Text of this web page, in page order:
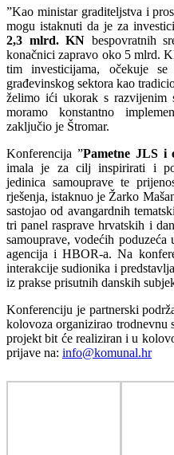
”Kao ministar graditeljstva i
mogu istaknuti da je za
2,3 mlrd. KN bespovratnih
konačnici zapravo oko 5 mlrd.
tim investicijama, očekuje
građevinskog sektora kao
želimo ići ukorak s razvijenim
moramo konstantno
zaključio je Štromar.
Konferencija ”Pametne JLS i
imala je za cilj inspirirati i
jedinica samouprave te
rješenja, istaknuo je Žarko
sastojao od avangardnih
tri panel rasprave hrvatskih i
samouprave, vodećih poduzeća
agencija i HBOR-a. Na
interakcije sudionika i
iz prakse prisutnih danskih
Konferenciju je partnerski
kolovoza organizirao trodnevnu
projekt bit će realiziran i u
prijave na: info@komunal.hr